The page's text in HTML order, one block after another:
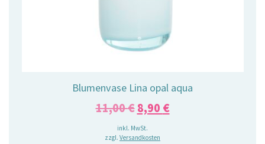
Blumenvase Lina opal aqua
11,00€ Ursprünglicher
Preis
8,90 €Aktueller
inkl. MwSt.
zzgl. Versandkosten